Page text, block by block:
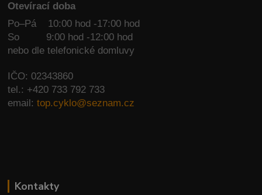
Otevírací doba
Po–Pá 10:00 hod -17:00 hod
So
9:00 hod -12:00 hod
nebo dle telefonické domluvy
IČO: 02343860
tel.: +420 733 792 733
email:top.cyklo@seznam.cz
Kontakty